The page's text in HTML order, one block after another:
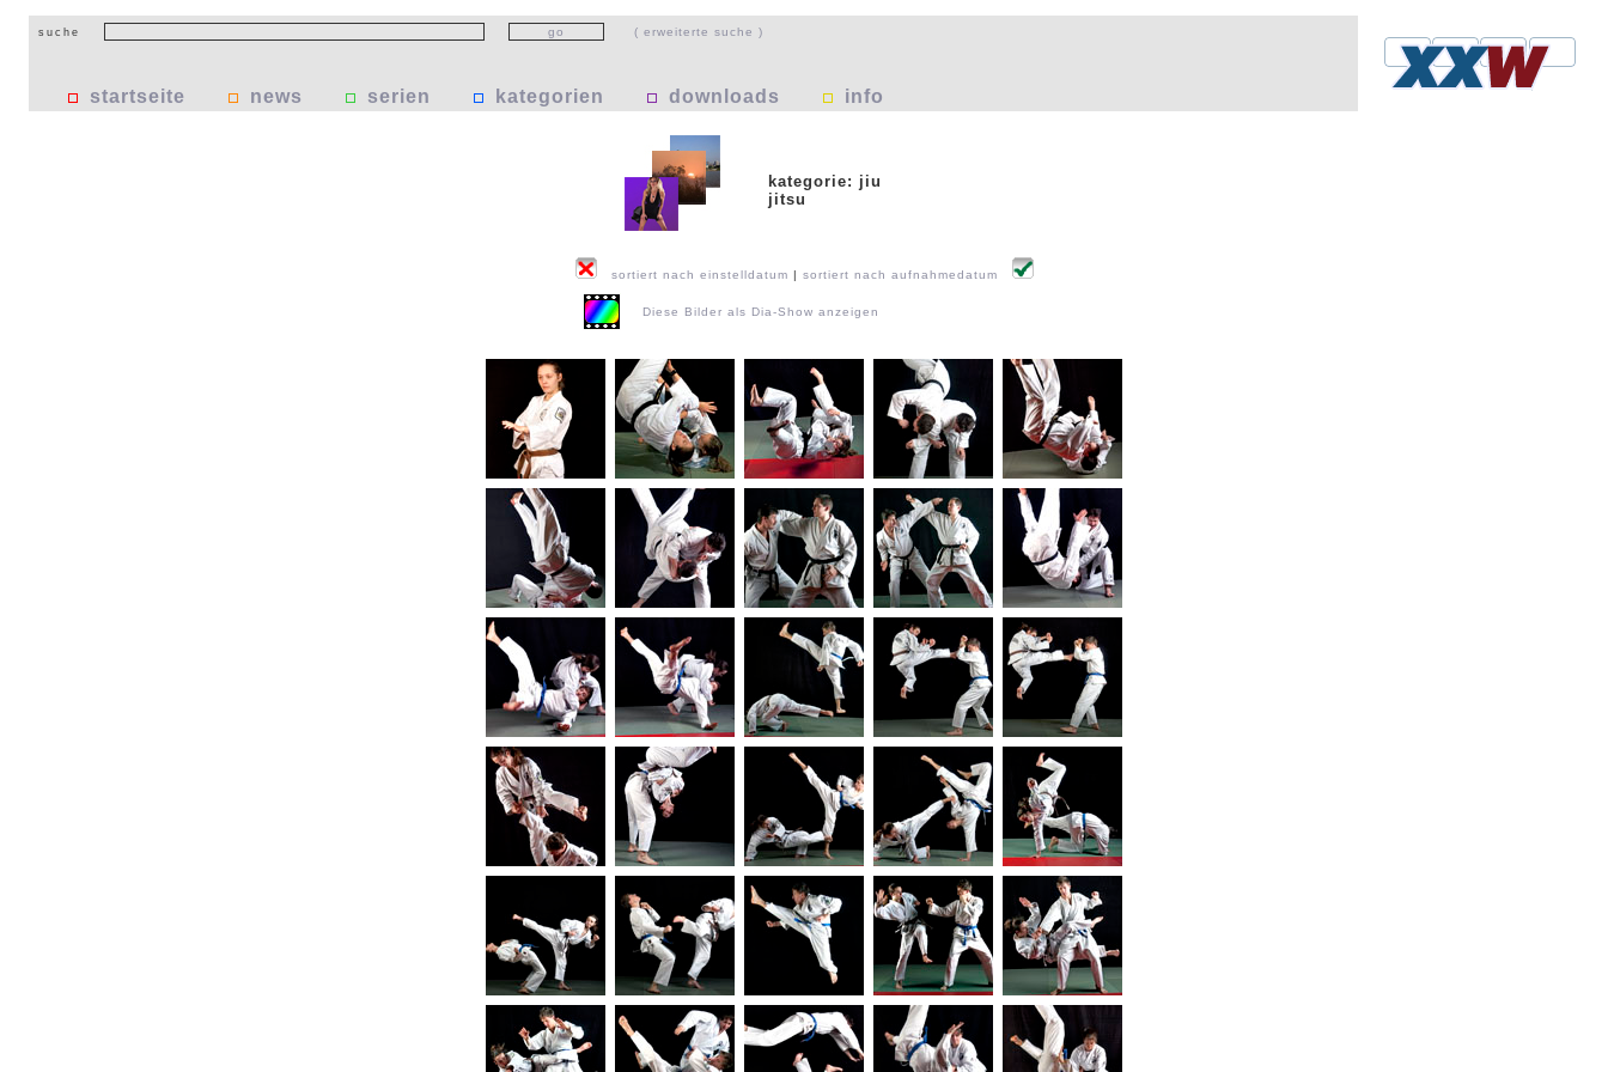
suche ( erweiterte suche )
startseite news serien kategorien downloads info
kategorie: jiu
jitsu
sortiert nach einstelldatum | sortiert nach aufnahmedatum
Diese Bilder als Dia-Show anzeigen